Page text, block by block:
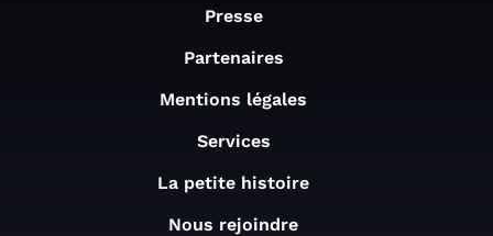
Presse
Partenaires
Mentions légales
Services
La petite histoire
Nous rejoindre